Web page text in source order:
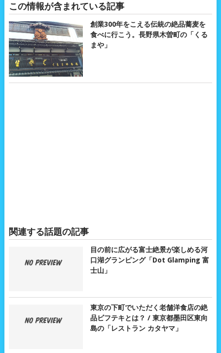
この情報が含まれている記事
創業300年をこえる伝統の絶品蕎麦を
食べに行こう。長野県木曽町の「くる
まや」
関連する話題の記事
目の前に広がる富士絶景が楽しめる河
口湖グランピング「Dot Glamping 富
士山」
東京の下町でいただく老舗洋食店の絶
品ビフテキとは？ / 東京都墨田区東向
島の「レストラン カタヤマ」